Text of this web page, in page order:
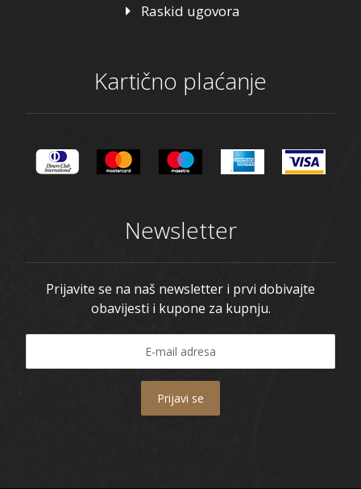
Raskid ugovora
Kartično plaćanje
Newsletter
Prijavite se na naš newsletter i prvi dobivajte
obavijesti i kupone za kupnju.
Prijavi se